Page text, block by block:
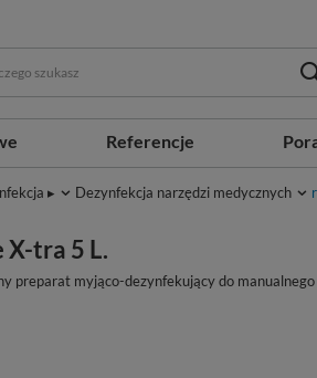
Referencje
▸ Dezynfekcja narzędzi medycznych
X-tra 5 L.
preparat myjąco-dezynfekujący do